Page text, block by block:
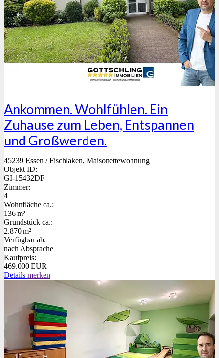
Ankommen. Wohlfühlen. Ein
Zuhause zum Leben, Entspannen
und Großwerden.
45239 Essen / Fischlaken, Maisonettewohnung
Objekt ID:
GI-15432DF
Zimmer:
4
Wohnfläche ca.:
136 m²
Grund­stück ca.:
2.870 m²
Verfügbar ab:
nach Absprache
Kaufpreis:
469.000 EUR
Details merken